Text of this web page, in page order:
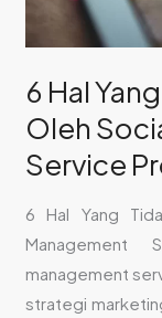
6 Hal
Oleh
Service
6 Hal Yang
Management
management
strategi
Media
Management
Profesional